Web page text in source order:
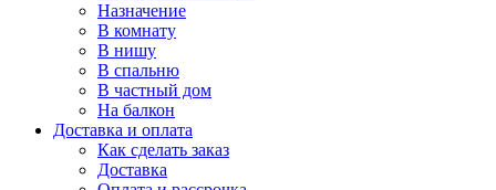
Назначение
В комнату
В нишу
В спальню
В частный дом
На балкон
Доставка и оплата
Как сделать заказ
Доставка